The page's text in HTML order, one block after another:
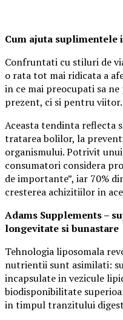
Cum ajuta suplimentele
Confruntati cu stiluri de
o rata tot mai ridicata a
in ce mai preocupati sa
prezent, ci si pentru viitor.
Aceasta tendinta reflecta
tratarea bolilor, la
organismului. Potrivit
consumatori considera
de importante”, iar 70%
cresterea achizitiilor in
Adams Supplements –
longevitate si bunastare
Tehnologia liposomala
nutrientii sunt asimilati:
incapsulate in vezicule
biodisponibilitate
in timpul tranzitului